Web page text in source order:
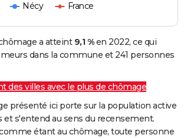
Nécy France
a atteint 9,1 %en 2022, ce qui
dans la commune et 241 personnes
des villes avec le plus de chômage
présenté ici porte sur la population active
et s'entend au sens du recensement.
étant au chômage, toute personne